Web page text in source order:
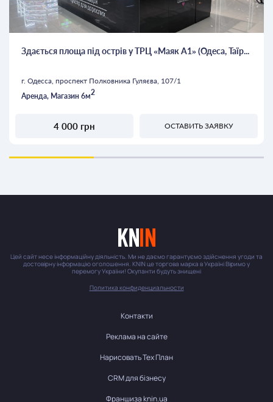
Здається площа під острів у ТРЦ «Маяк А1» (Одеса, Таїр...
г. Одесса, проспект Полковника Гуляєва, 107/1
Аренда, Магазин 6м2
4 000 грн ОСТАВИТЬ ЗАЯВКУ
Цей сайт несе інформаційну діяльність. Ми не даємо гарантуємо здійснення угоди та
достовірну інформацію оголошення. KNIN це торгова марка в Україні Віримо у
перемогу України! Окупанти будуть знищені
Политика конфиденциальности
Контакти
Реклама на сайте
Нарисовать Тех План
CRM для бізнесу
Франшиза knin.ua